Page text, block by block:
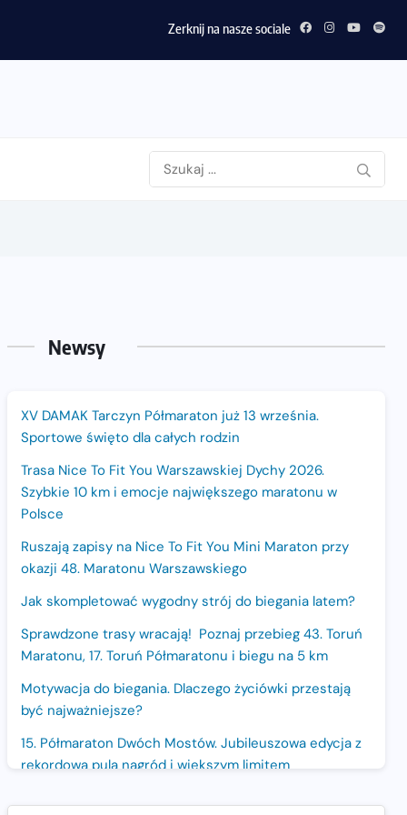
Zerknij na nasze sociale
Newsy
XV DAMAK Tarczyn Półmaraton już 13 września.
Sportowe święto dla całych rodzin
Trasa Nice To Fit You Warszawskiej Dychy 2026.
Szybkie 10 km i emocje największego maratonu w
Polsce
Ruszają zapisy na Nice To Fit You Mini Maraton przy
okazji 48. Maratonu Warszawskiego
Jak skompletować wygodny strój do biegania latem?
Sprawdzone trasy wracają! Poznaj przebieg 43. Toruń
Maratonu, 17. Toruń Półmaratonu i biegu na 5 km
Motywacja do biegania. Dlaczego życiówki przestają
być najważniejsze?
15. Półmaraton Dwóch Mostów. Jubileuszowa edycja z
rekordową pulą nagród i większym limitem